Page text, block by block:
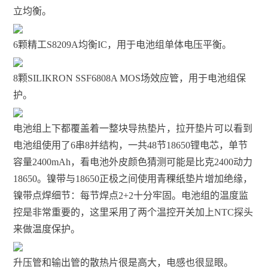
立均衡。
6颗精工S8209A均衡IC，用于电池组单体电压平衡。
8颗SILIKRON SSF6808A MOS场效应管，用于电池组保
护。
电池组上下都覆盖着一整块导热垫片，拉开垫片可以看到
电池组使用了6串8并结构，一共48节18650锂电芯，单节
容量2400mAh，看电池外皮颜色猜测可能是比克2400动力
18650。镍带与18650正极之间使用青稞纸垫片增加绝缘，
镍带点焊细节：每节焊点2+2十分牢固。电池组的温度监
控是非常重要的，这里采用了两个温控开关加上NTC探头
来做温度保护。
升压管和输出管的散热片很是高大，电感也很显眼。